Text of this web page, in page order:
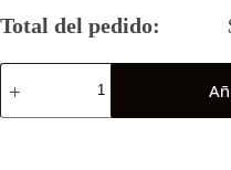
Total del pedido:
Camiseta
Rugby